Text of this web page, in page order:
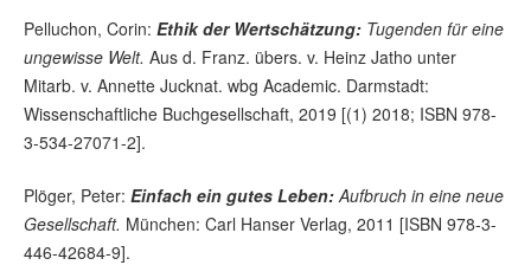
Pelluchon, Corin: Ethik der Wertschätzung: Tugenden für eine
ungewisse Welt. Aus d. Franz. übers. v. Heinz Jatho unter
Mitarb. v. Annette Jucknat. wbg Academic. Darmstadt:
Wissenschaftliche Buchgesellschaft, 2019 [(1) 2018; ISBN 978-
3-534-27071-2].
Plöger, Peter: Einfach ein gutes Leben: Aufbruch in eine neue
Gesellschaft. München: Carl Hanser Verlag, 2011 [ISBN 978-3-
446-42684-9].